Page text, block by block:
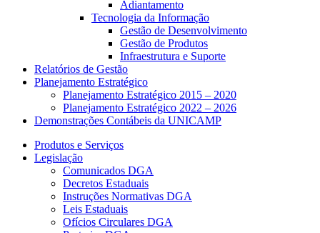
Adiantamento
Tecnologia da Informação
Gestão de Desenvolvimento
Gestão de Produtos
Infraestrutura e Suporte
Relatórios de Gestão
Planejamento Estratégico
Planejamento Estratégico 2015 – 2020
Planejamento Estratégico 2022 – 2026
Demonstrações Contábeis da UNICAMP
Produtos e Serviços
Legislação
Comunicados DGA
Decretos Estaduais
Instruções Normativas DGA
Leis Estaduais
Ofícios Circulares DGA